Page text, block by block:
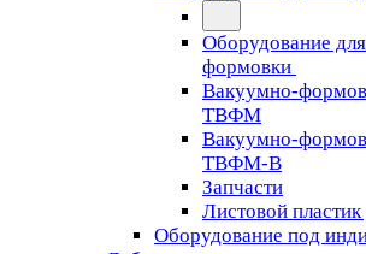
Оборудование
формовки
Вакуумно-
ТВФМ
Вакуумно-
ТВФМ-В
Запчасти
Листовой
Оборудование под